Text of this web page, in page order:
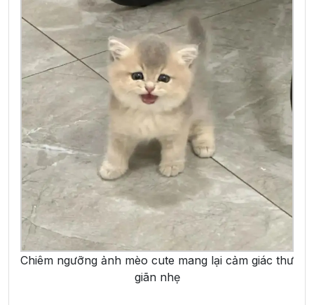
Chiêm ngưỡng ảnh mèo cute mang lại cảm giác thư
giãn nhẹ